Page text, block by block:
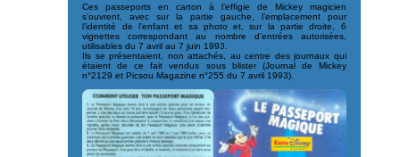
Ces passeports en carton à l’effigie de Mickey magicien
s’ouvrent, avec sur la partie gauche, l’emplacement pour
l’identité de l’enfant et sa photo et, sur la partie droite, 6
vignettes correspondant au nombre d’entrées autorisées,
utilisables du 7 avril au 7 juin 1993.
Ils se présentaient, non attachés, au centre des journaux qui
étaient de ce fait vendus sous blister (Journal de Mickey
n°2129 et Picsou Magazine n°255 du 7 avril 1993).